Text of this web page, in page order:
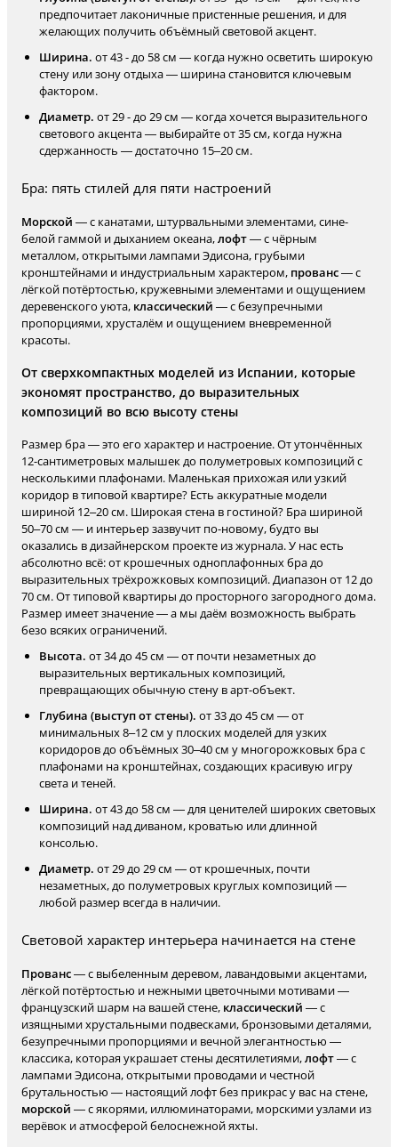
предпочитает лаконичные пристенные решения, и для
желающих получить объёмный световой акцент.
Ширина. от 43 - до 58 см — когда нужно осветить широкую
стену или зону отдыха — ширина становится ключевым
фактором.
Диаметр. от 29 - до 29 см — когда хочется выразительного
светового акцента — выбирайте от 35 см, когда нужна
сдержанность — достаточно 15–20 см.
Бра: пять стилей для пяти настроений
Морской — с канатами, штурвальными элементами, сине-
белой гаммой и дыханием океана,лофт— с чёрным
металлом, открытыми лампами Эдисона, грубыми
кронштейнами и индустриальным характером, прованс— с
лёгкой потёртостью, кружевными элементами и ощущением
деревенского уюта, классический — с безупречными
пропорциями, хрусталём и ощущением вневременной
красоты.
От сверхкомпактных моделей из Испании, которые
экономят пространство, до выразительных
композиций во всю высоту стены
Размер бра — это его характер и настроение. От утончённых
12-сантиметровых малышек до полуметровых композиций с
несколькими плафонами. Маленькая прихожая или узкий
коридор в типовой квартире? Есть аккуратные модели
шириной 12–20 см. Широкая стена в гостиной? Бра шириной
50–70 см — и интерьер зазвучит по-новому, будто вы
оказались в дизайнерском проекте из журнала. У нас есть
абсолютно всё: от крошечных одноплафонных бра до
выразительных трёхрожковых композиций. Диапазон от 12 до
70 см. От типовой квартиры до просторного загородного дома.
Размер имеет значение — а мы даём возможность выбрать
безо всяких ограничений.
Высота. от 34 до 45 см — от почти незаметных до
выразительных вертикальных композиций,
превращающих обычную стену в арт-объект.
Глубина (выступ от стены). от 33 до 45 см — от
минимальных 8–12 см у плоских моделей для узких
коридоров до объёмных 30–40 см у многорожковых бра с
плафонами на кронштейнах, создающих красивую игру
света и теней.
Ширина. от 43 до 58 см — для ценителей широких световых
композиций над диваном, кроватью или длинной
консолью.
Диаметр. от 29 до 29 см — от крошечных, почти
незаметных, до полуметровых круглых композиций —
любой размер всегда в наличии.
Световой характер интерьера начинается на стене
Прованс— с выбеленным деревом, лавандовыми акцентами,
лёгкой потёртостью и нежными цветочными мотивами —
французский шарм на вашей стене, классический — с
изящными хрустальными подвесками, бронзовыми деталями,
безупречными пропорциями и вечной элегантностью —
классика, которая украшает стены десятилетиями,лофт— с
лампами Эдисона, открытыми проводами и честной
брутальностью — настоящий лофт без прикрас у вас на стене,
морской — с якорями, иллюминаторами, морскими узлами из
верёвок и атмосферой белоснежной яхты.